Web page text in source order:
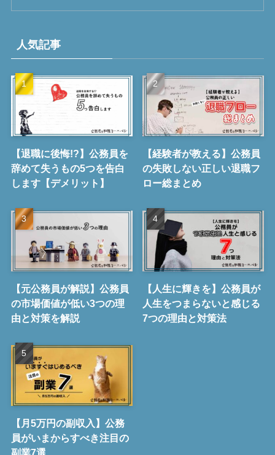
人気記事
【退職に後悔!?】公務員を
辞めて失うもの5つを告白
します【デメリット】
【経験者が教える】公務員
の失敗しない正しい退職フ
ロー総まとめ
【元公務員が解説】公務員
の市場価値が低い3つの理
由と対策を解説
【人生に輝きを】公務員が
人生をつまらないと感じる
7つの理由と対策法
【月5万円の副収入】公務
員がいまからすべき注目の
副業7選